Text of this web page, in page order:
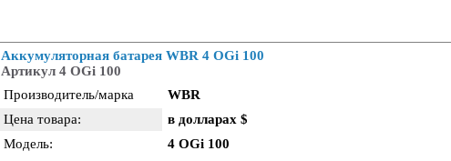
Аккумуляторная батарея WBR 4 OGi 100
Артикул 4 OGi 100
Производитель/марка
WBR
Цена товара:
в долларах $
Модель:
4 OGi 100